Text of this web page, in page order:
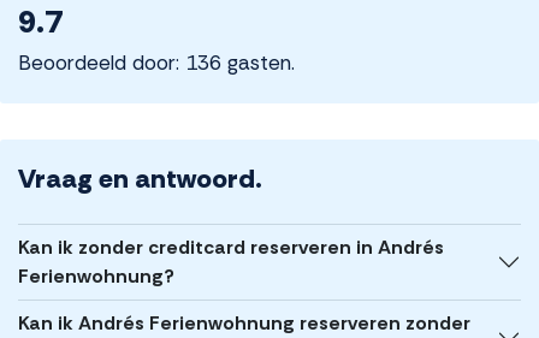
9.7
Beoordeeld door: 136 gasten.
Vraag en antwoord.
Kan ik zonder creditcard reserveren in Andrés
Ferienwohnung?
Kan ik Andrés Ferienwohnung reserveren zonder